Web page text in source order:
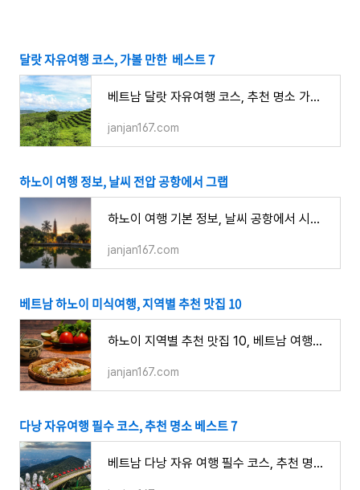
달랏 자유여행 코스, 가볼 만한 베스트 7
베트남 달랏 자유여행 코스, 추천 명소 가볼만한 곳 베스트 7
janjan167.com
하노이 여행 정보, 날씨 전압 공항에서 그랩
하노이 여행 기본 정보, 날씨 공항에서 시내 그랩 바이크 대중교통 전압
janjan167.com
베트남 하노이 미식여행, 지역별 추천 맛집 10
하노이 지역별 추천 맛집 10, 베트남 여행의 즐거움
janjan167.com
다낭 자유여행 필수 코스, 추천 명소 베스트 7
베트남 다낭 자유 여행 필수 코스, 추천 명소 관광지 베스트 7